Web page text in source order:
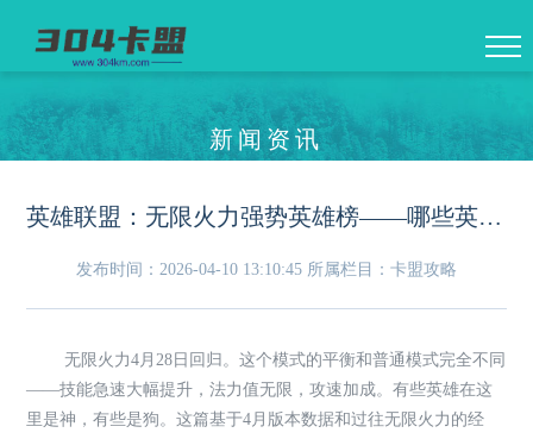
新闻资讯
英雄联盟：无限火力强势英雄榜——哪些英雄在4月版本中胜率最高？
发布时间：2026-04-10 13:10:45 所属栏目：卡盟攻略
无限火力4月28日回归。这个模式的平衡和普通模式完全不同
——技能急速大幅提升，法力值无限，攻速加成。有些英雄在这
里是神，有些是狗。这篇基于4月版本数据和过往无限火力的经